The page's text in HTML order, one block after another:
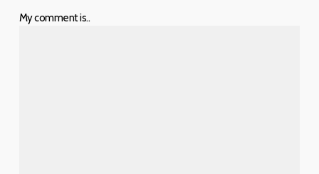
My comment is..